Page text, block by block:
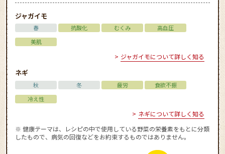
ジャガイモ
春 抗酸化 むくみ
高血圧
美肌
ジャガイモについて詳しく知る
ネギ
秋 冬 疲労
食欲不振
冷え性
ネギについて詳しく知る
※ 健康テーマは、レシピの中で使用している野菜の栄養素をもとに分類
したもので、病気の回復などをお約束するものではありません。